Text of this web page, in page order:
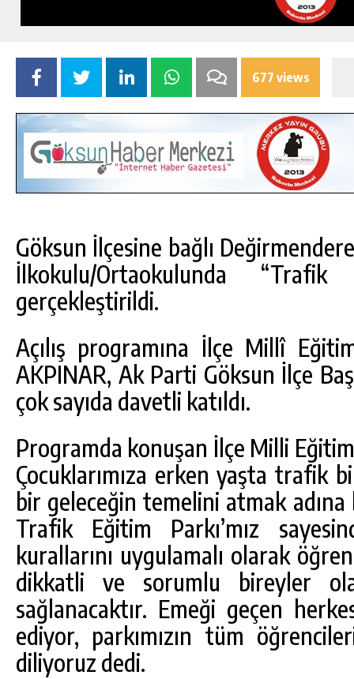
677 views
Göksun İlçesine bağlı
İlkokulu/Ortaokulunda
gerçekleştirildi.
Açılış programına İlçe Millî
AKPINAR, Ak Parti Göksun İlçe
çok sayıda davetli katıldı.
Programda konuşan İlçe Milli
Çocuklarımıza erken yaşta trafik
bir geleceğin temelini atmak
Trafik Eğitim Parkı’mız
kurallarını uygulamalı olarak
dikkatli ve sorumlu bireyler
sağlanacaktır. Emeği geçen
ediyor, parkımızın tüm
diliyoruz dedi.
GÜNLÜK HABER AKIŞI
GÖKSUN HAFIZLIK KIZ KUR’AN KURSU
ÖĞRENCILERINE DARENDE GEZISI.